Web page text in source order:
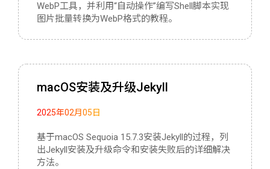
WebP工具，并利用“自动操作”编写Shell脚本实现
图片批量转换为WebP格式的教程。
macOS安装及升级Jekyll
2025年02月05日
基于macOS Sequoia 15.7.3安装Jekyll的过程，列
出Jekyll安装及升级命令和安装失败后的详细解决
方法。